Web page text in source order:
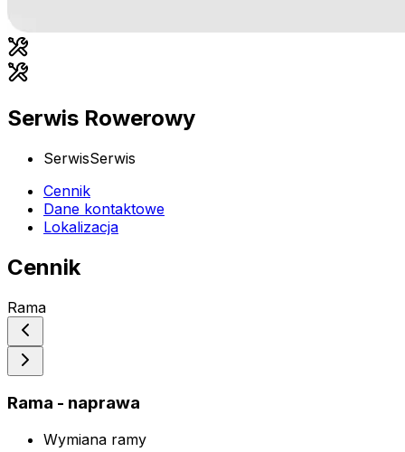
Serwis Rowerowy
SerwisSerwis
Cennik
Dane kontaktowe
Lokalizacja
Cennik
Rama
Rama - naprawa
Wymiana ramy